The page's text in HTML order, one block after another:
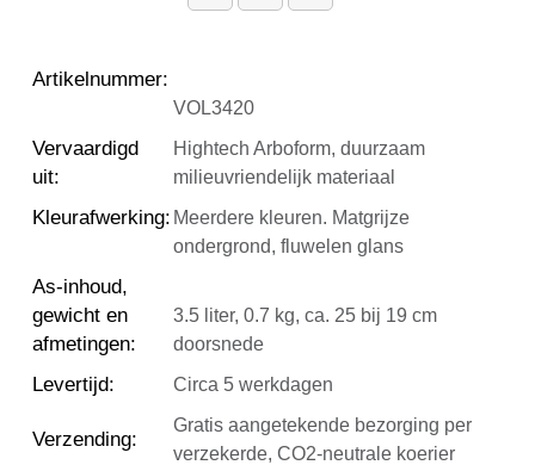
Artikelnummer:
VOL3420
Vervaardigd
uit:
Hightech Arboform, duurzaam
milieuvriendelijk materiaal
Kleurafwerking: Meerdere kleuren. Matgrijze
ondergrond, fluwelen glans
As-inhoud,
gewicht en
afmetingen:
3.5 liter, 0.7 kg, ca. 25 bij 19 cm
doorsnede
Levertijd: Circa 5 werkdagen
Verzending:
Gratis aangetekende bezorging per
verzekerde, CO2-neutrale koerier